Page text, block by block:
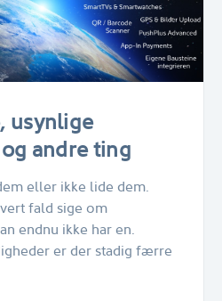
usynlige
andre ting
eller ikke lide dem.
fald sige om
endnu ikke har en.
er der stadig færre